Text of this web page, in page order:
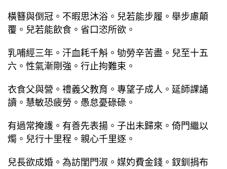
橫簪與倒冠。不暇思沐浴。兒若能步履。舉步慮顛
覆。兒若能飲食。省口恣所欲。
乳哺經三年。汗血耗千斛。劬勞辛苦盡。兒至十五
六。性氣漸剛強。行止拘難束。
衣食父與營。禮義父教育。專望子成人。延師課誦
讀。慧敏恐疲勞。愚怠憂碌碌。
有過常掩護。有善先表揚。子出未歸來。倚門繼以
燭。兒行十里程。親心千里逐。
兒長欲成婚。為訪閨門淑。媒妁費金錢。釵釧捐布